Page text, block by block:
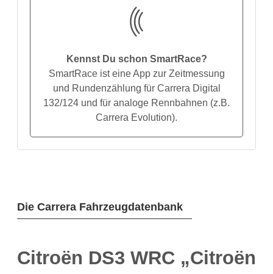
Die Carrera Fahrzeugdatenbank
Citroën DS3 WRC „Citroën
Kennst Du schon SmartRace?
SmartRace ist eine App zur Zeitmessung
und Rundenzählung für Carrera Digital
132/124 und für analoge Rennbahnen (z.B.
Carrera Evolution).